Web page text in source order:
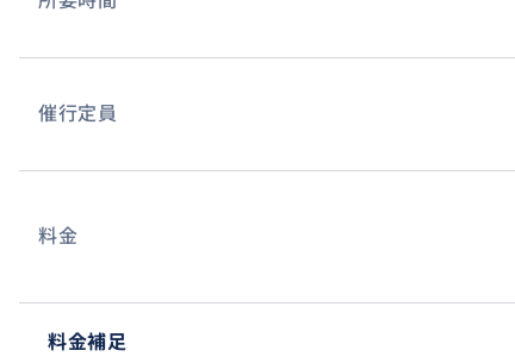
催行定員
料金
料金補足